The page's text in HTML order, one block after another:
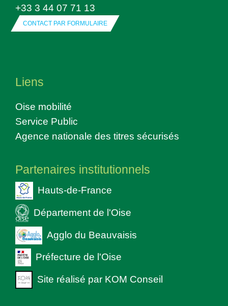
+33 3 44 07 71 13
CONTACT PAR FORMULAIRE
Liens
Oise mobilité
Service Public
Agence nationale des titres sécurisés
Partenaires institutionnels
Hauts-de-France
Département de l'Oise
Agglo du Beauvaisis
Préfecture de l'Oise
Site réalisé par KOM Conseil